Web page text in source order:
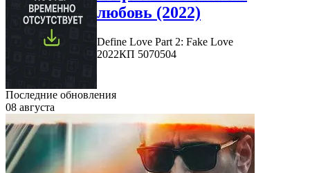
любовь (2022)
Define Love Part 2: Fake Love
2022КП 5070504
Последние обновления
08 августа